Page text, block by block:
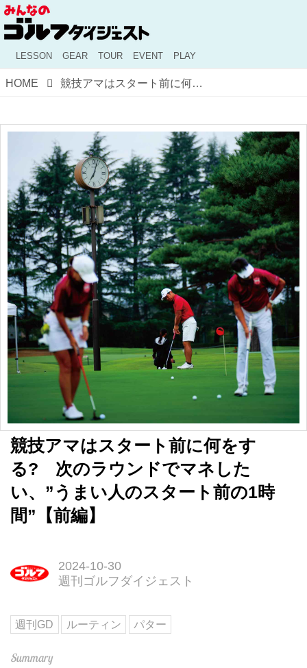
LESSON GEAR TOUR EVENT PLAY
HOME 競技アマはスタート前に何をする? 次のラウンドでマネしたい、”うまい人のスタート前の1時間”【前編】
競技アマはスタート前に何をす
る? 次のラウンドでマネした
い、”うまい人のスタート前の1時
間”【前編】
2024-10-30
週刊ゴルフダイジェスト
週刊GD ルーティン パター